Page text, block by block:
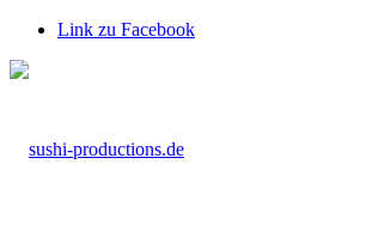
Link zu Facebook